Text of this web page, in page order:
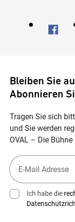
Bleiben Sie
Abonnieren
Tragen Sie sich
und Sie werden
OVAL – Die
Ich habe die